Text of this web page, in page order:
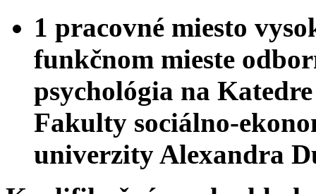
1 pracovné miesto
funkčnom mieste
psychológia na
Fakulty sociálno-
univerzity Alexandra